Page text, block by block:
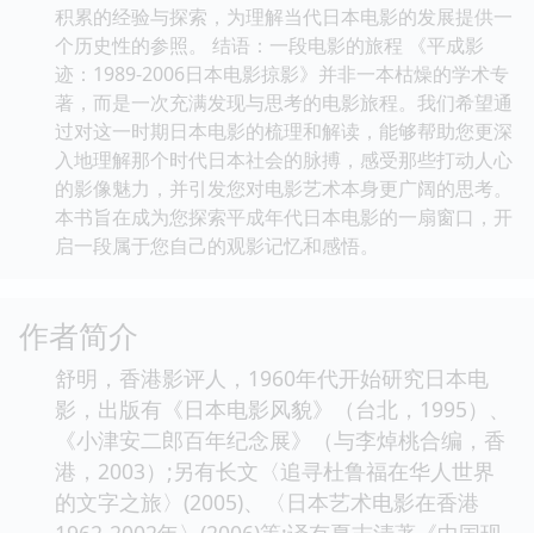
积累的经验与探索，为理解当代日本电影的发展提供一
个历史性的参照。 结语：一段电影的旅程 《平成影
迹：1989-2006日本电影掠影》并非一本枯燥的学术专
著，而是一次充满发现与思考的电影旅程。我们希望通
过对这一时期日本电影的梳理和解读，能够帮助您更深
入地理解那个时代日本社会的脉搏，感受那些打动人心
的影像魅力，并引发您对电影艺术本身更广阔的思考。
本书旨在成为您探索平成年代日本电影的一扇窗口，开
启一段属于您自己的观影记忆和感悟。
作者简介
舒明，香港影评人，1960年代开始研究日本电
影，出版有《日本电影风貌》（台北，1995）、
《小津安二郎百年纪念展》（与李焯桃合编，香
港，2003）;另有长文〈追寻杜鲁福在华人世界
的文字之旅〉(2005)、〈日本艺术电影在香港